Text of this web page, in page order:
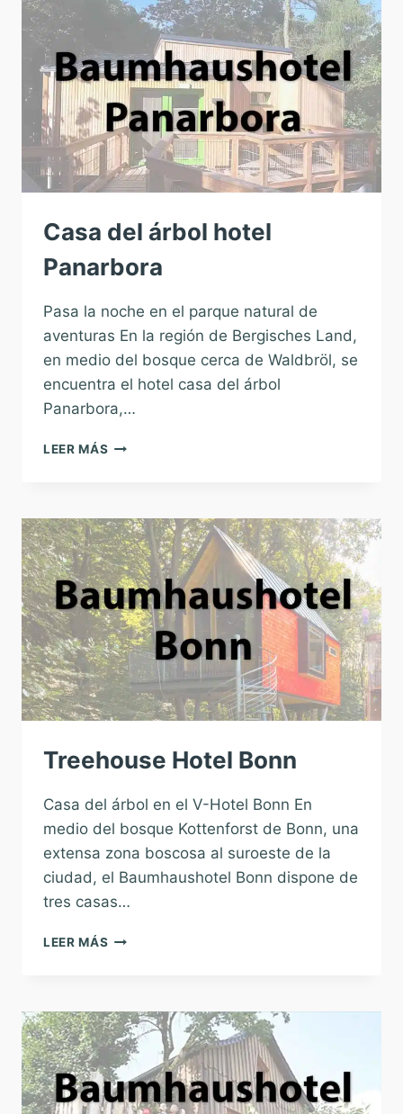
Casa del árbol hotel
Panarbora
Pasa la noche en el parque natural de
aventuras En la región de Bergisches Land,
en medio del bosque cerca de Waldbröl, se
encuentra el hotel casa del árbol
Panarbora,…
LEER MÁS CASA
PANARBORA
Treehouse Hotel Bonn
Casa del árbol en el V-Hotel Bonn En
medio del bosque Kottenforst de Bonn, una
extensa zona boscosa al suroeste de la
ciudad, el Baumhaushotel Bonn dispone de
tres casas…
LEER MÁS TREEHOUSE